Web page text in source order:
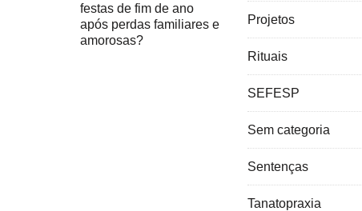
festas de fim de ano
após perdas familiares e
amorosas?
Projetos
Rituais
SEFESP
Sem categoria
Sentenças
Tanatopraxia